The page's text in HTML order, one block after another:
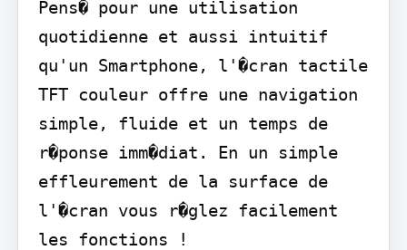
Pens� pour une utilisation
quotidienne et aussi intuitif
qu'un Smartphone, l'�cran tactile
TFT couleur offre une navigation
simple, fluide et un temps de
r�ponse imm�diat. En un simple
effleurement de la surface de
l'�cran vous r�glez facilement
les fonctions !